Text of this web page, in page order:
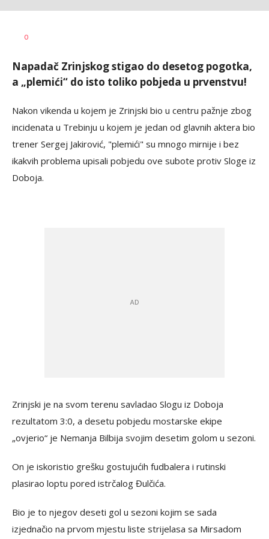
AUTOR
0
Napadač Zrinjskog stigao do desetog pogotka,
a „plemići“ do isto toliko pobjeda u prvenstvu!
Nakon vikenda u kojem je Zrinjski bio u centru pažnje zbog
incidenata u Trebinju u kojem je jedan od glavnih aktera bio
trener Sergej Jakirović, "plemići" su mnogo mirnije i bez
ikakvih problema upisali pobjedu ove subote protiv Sloge iz
Doboja.
Zrinjski je na svom terenu savladao Slogu iz Doboja
rezultatom 3:0, a desetu pobjedu mostarske ekipe
„ovjerio“ je Nemanja Bilbija svojim desetim golom u sezoni.
On je iskoristio grešku gostujućih fudbalera i rutinski
plasirao loptu pored istrčalog Đulčića.
Bio je to njegov deseti gol u sezoni kojim se sada
izjednačio na prvom mjestu liste strijelasa sa Mirsadom